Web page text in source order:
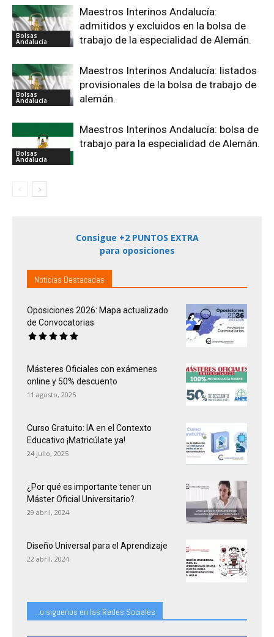
Bolsas
Andalucía
Maestros Interinos Andalucía:
admitidos y excluidos en la bolsa de
trabajo de la especialidad de Alemán.
Bolsas
Andalucía
Maestros Interinos Andalucía: listados
provisionales de la bolsa de trabajo de
alemán.
Bolsas
Andalucía
Maestros Interinos Andalucía: bolsa de
trabajo para la especialidad de Alemán.
Consigue +2 PUNTOS EXTRA
para oposiciones
Noticias Destacadas
Oposiciones 2026: Mapa actualizado
de Convocatorias
Másteres Oficiales con exámenes
online y 50% descuento
11 agosto, 2025
Curso Gratuito: IA en el Contexto
Educativo ¡Matricúlate ya!
24 julio, 2025
¿Por qué es importante tener un
Máster Oficial Universitario?
29 abril, 2024
Diseño Universal para el Aprendizaje
22 abril, 2024
...o siguenos en las Redes Sociales